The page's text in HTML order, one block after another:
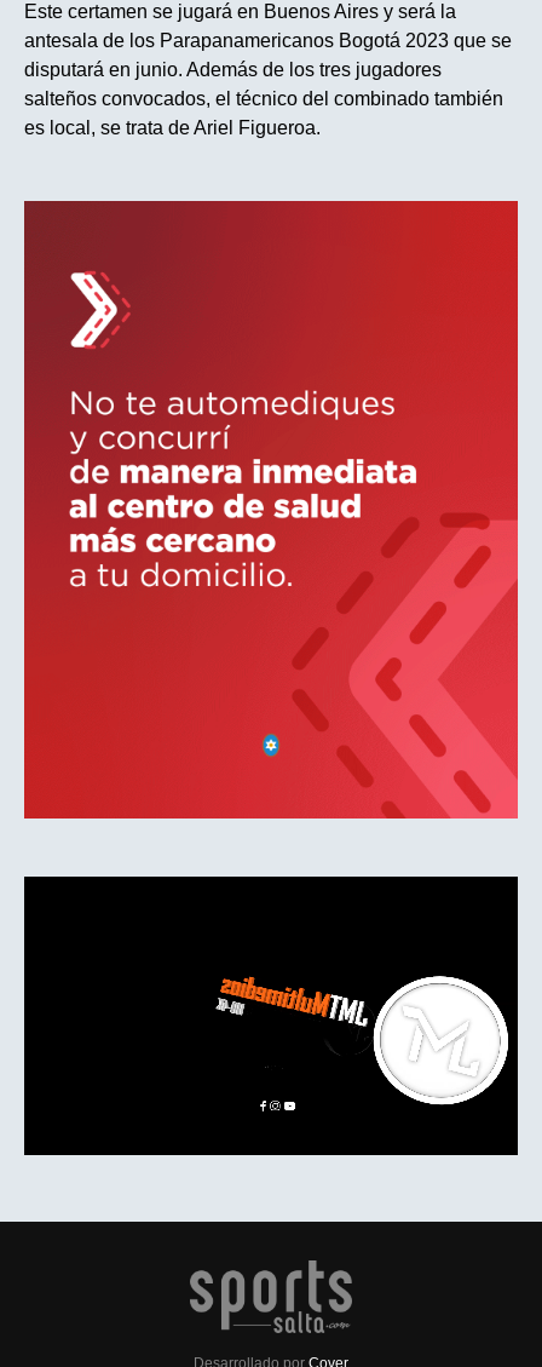
Este certamen se jugará en Buenos Aires y será la
antesala de los Parapanamericanos Bogotá 2023 que se
disputará en junio. Además de los tres jugadores
salteños convocados, el técnico del combinado también
es local, se trata de Ariel Figueroa.
Desarrollado por Cover